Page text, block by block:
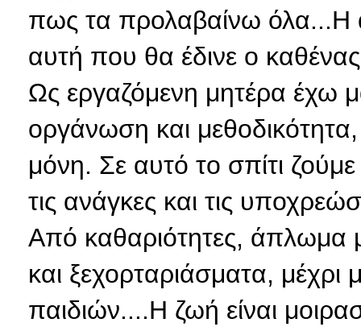
πως τα προλαβαίνω όλα...Η
αυτή που θα έδινε ο
Ως εργαζόμενη μητέρα έχω
οργάνωση και
μόνη. Σε αυτό το σπίτι
τις ανάγκες και τις
Από καθαριότητες, άπλωμα
και ξεχορταριάσματα,
παιδιών....Η ζωή είναι